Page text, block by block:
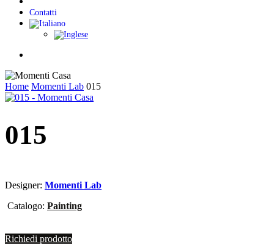
Contatti
Home Momenti Lab 015
015
Designer: Momenti Lab
Catalogo: Painting
Richiedi prodotto